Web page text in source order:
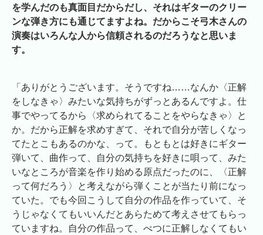
を学んだのも真面目だからだし、それはギターのクリー
ンな弾き方にも通じてますよね。だからこそ弓木さんの
演奏はいろんな人から信頼されるのだろうなと思いま
す。
「ありがとうございます。そうですね……なんか〈正解
をしなきゃ〉みたいな気持ちがずっとあるんですよ。仕
事でやってるから〈求められてることをやらなきゃ〉と
か。だから正解を求めすぎて、それで自分が苦しくなっ
てたとこもあるのかな、って。もともとは好きにギター
弾いて、曲作って、自分の気持ちを好きに唄って、みた
いなところが音楽を作り始める原点だったのに、〈正解
って何だろう〉と考えながら弾くことが当たり前になっ
ていた。でも今回こうして自分の作品を作っていて、そ
うじゃなくてもいいんだとあらためて考えさせてもらっ
ていますね。自分の作品って、べつに正解しなくてもい